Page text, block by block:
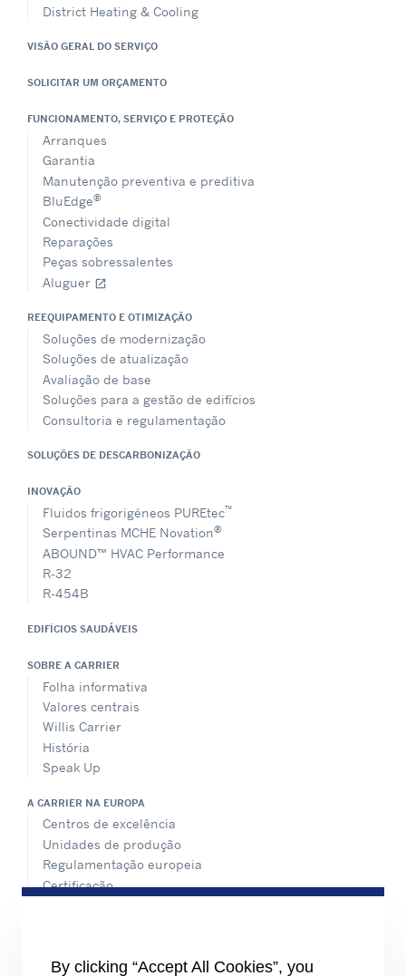
District Heating & Cooling
VISÃO GERAL DO SERVIÇO
SOLICITAR UM ORÇAMENTO
FUNCIONAMENTO, SERVIÇO E PROTEÇÃO
Arranques
Garantia
Manutenção preventiva e preditiva
BluEdge®
Conectividade digital
Reparações
Peças sobressalentes
Aluguer open_in_new
REEQUIPAMENTO E OTIMIZAÇÃO
Soluções de modernização
Soluções de atualização
Avaliação de base
Soluções para a gestão de edifícios
Consultoria e regulamentação
SOLUÇÕES DE DESCARBONIZAÇÃO
INOVAÇÃO
Fluidos frigorigéneos PUREtec™
Serpentinas MCHE Novation®
ABOUND™ HVAC Performance
R-32
R-454B
EDIFÍCIOS SAUDÁVEIS
SOBRE A CARRIER
Folha informativa
Valores centrais
Willis Carrier
História
Speak Up
A CARRIER NA EUROPA
Centros de excelência
Unidades de produção
Regulamentação europeia
Certificação
By clicking “Accept All Cookies”, you